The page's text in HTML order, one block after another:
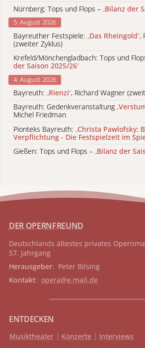
Nürnberg: Tops und Flops – „Bilanz der
5. August 2026
Bayreuther Festspiele: „Das Rheingold“,
(zweiter Zyklus)
Krefeld/Mönchengladbach: Tops und
der Saison 2025/26“
4. August 2026
Bayreuth: „Rienzi“, Richard Wagner
Bayreuth: Gedenkveranstaltung „
Michel Friedman
Pionteks Bayreuth: „Christa Pawlofsky:
Verpflichtung - Die Festspielzeit im
Gießen: Tops und Flops – „Bilanz der
DER OPERNFREUND
Deutschlands ältestes privates
57. Jahrgang
Herausgeber: Peter Bilsing
Kontakt: opera@e.mail.de
ENTDECKEN
Musiktheater Konzerte
Interviews